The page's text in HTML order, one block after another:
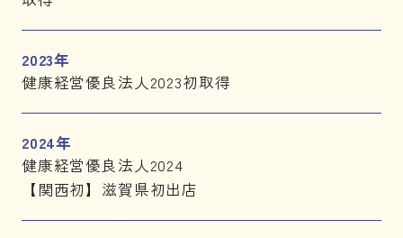
2023年
健康経営優良法人2023初取得
2024年
健康経営優良法人2024
【関西初】滋賀県初出店